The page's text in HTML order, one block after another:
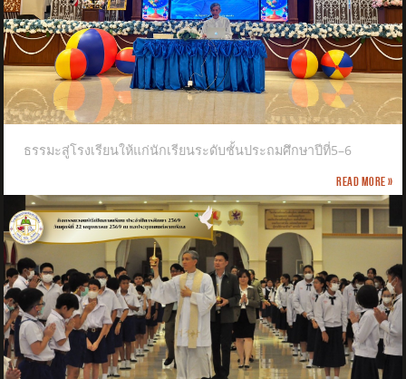
ธรรมะสู่โรงเรียนให้แก่นักเรียนระดับชั้นประถมศึกษาปีที่5–6
Read more »